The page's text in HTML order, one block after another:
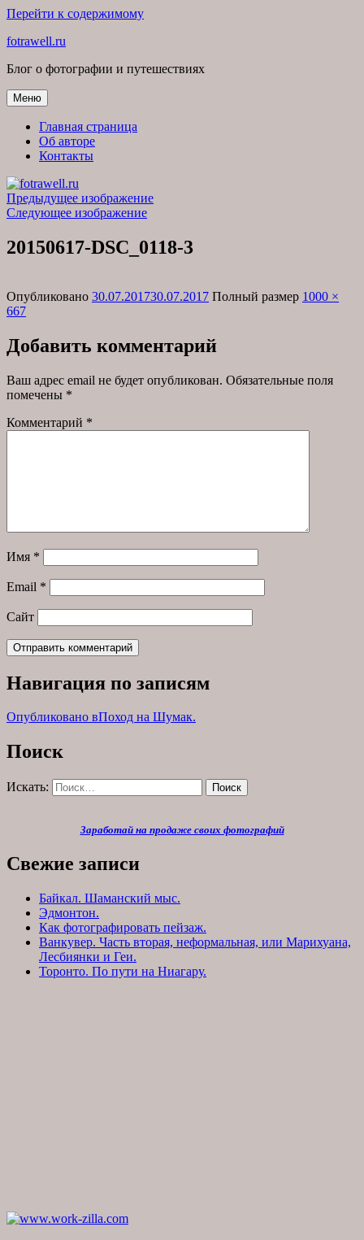
Перейти к содержимому
fotrawell.ru
Блог о фотографии и путешествиях
Меню
Главная страница
Об авторе
Контакты
Предыдущее изображение
Следующее изображение
20150617-DSC_0118-3
Опубликовано 30.07.201730.07.2017 Полный размер 1000 ×
667
Добавить комментарий
Ваш адрес email не будет опубликован. Обязательные поля
помечены *
Комментарий *
Имя *
Email *
Сайт
Навигация по записям
Опубликовано вПоход на Шумак.
Поиск
Искать: Поиск
Заработай на продаже своих фотографий
Свежие записи
Байкал. Шаманский мыс.
Эдмонтон.
Как фотографировать пейзаж.
Ванкувер. Часть вторая, неформальная, или Марихуана,
Лесбиянки и Геи.
Торонто. По пути на Ниагару.